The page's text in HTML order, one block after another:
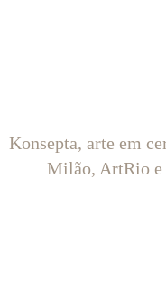
Konsepta, arte em
Milão, ArtRio e